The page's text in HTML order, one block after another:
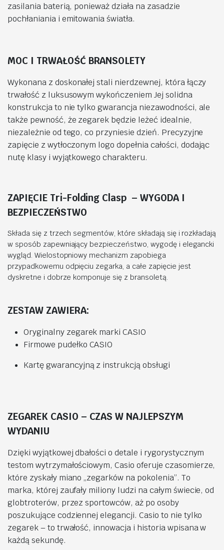
zasilania baterią, ponieważ działa na zasadzie
pochłaniania i emitowania światła.
MOC I TRWAŁOŚĆ BRANSOLETY
Wykonana z doskonałej stali nierdzewnej, która łączy
trwałość z luksusowym wykończeniem Jej solidna
konstrukcja to nie tylko gwarancja niezawodności, ale
także pewność, że zegarek będzie leżeć idealnie,
niezależnie od tego, co przyniesie dzień. Precyzyjne
zapięcie z wytłoczonym logo dopełnia całości, dodając
nutę klasy i wyjątkowego charakteru.
ZAPIĘCIE Tri-Folding Clasp – WYGODA I
BEZPIECZEŃSTWO
Składa się z trzech segmentów, które składają się i rozkładają
w sposób zapewniający bezpieczeństwo, wygodę i elegancki
wygląd. Wielostopniowy mechanizm zapobiega
przypadkowemu odpięciu zegarka, a całe zapięcie jest
dyskretne i dobrze komponuje się z bransoletą.
ZESTAW ZAWIERA:
Oryginalny zegarek marki CASIO
Firmowe pudełko CASIO
Kartę gwarancyjną z instrukcją obsługi
ZEGAREK CASIO – CZAS W NAJLEPSZYM
WYDANIU
Dzięki wyjątkowej dbałości o detale i rygorystycznym
testom wytrzymałościowym, Casio oferuje czasomierze,
które zyskały miano „zegarków na pokolenia”. To
marka, której zaufały miliony ludzi na całym świecie, od
globtroterów, przez sportowców, aż po osoby
poszukujące codziennej elegancji. Casio to nie tylko
zegarek – to trwałość, innowacja i historia wpisana w
każdą sekundę.